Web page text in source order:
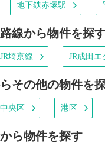
地下鉄赤塚駅
線から物件を探
JR埼京線 JR成田エ
その他の物件を
中央区 港区
ら物件を探す